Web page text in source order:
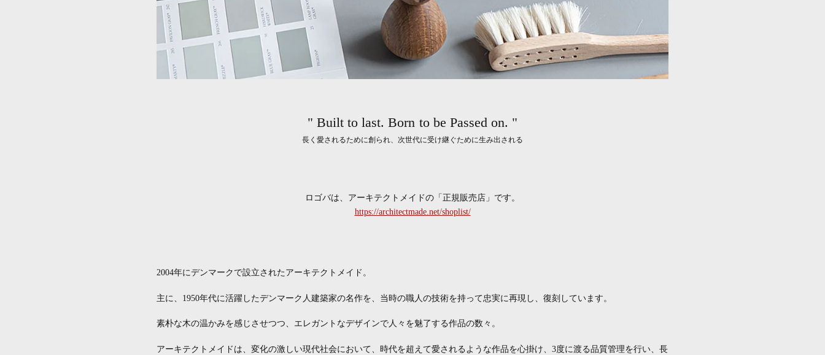
" Built to last. Born to be Passed on. "
長く愛されるために創られ、次世代に受け継ぐために生み出される
ロゴバは、アーキテクトメイドの「正規販売店」です。
https://architectmade.net/shoplist/
2004年にデンマークで設立されたアーキテクトメイド。
主に、1950年代に活躍したデンマーク人建築家の名作を、当時の職人の技術を持って忠実に再現し、復刻しています。
素朴な木の温かみを感じさせつつ、エレガントなデザインで人々を魅了する作品の数々。
アーキテクトメイドは、変化の激しい現代社会において、時代を超えて愛されるような作品を心掛け、 3度に渡る品質管理を行い、長